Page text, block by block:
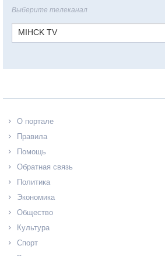
Выберите телеканал
MIHCK TV
О портале
Правила
Помощь
Обратная связь
Политика
Экономика
Общество
Культура
Спорт